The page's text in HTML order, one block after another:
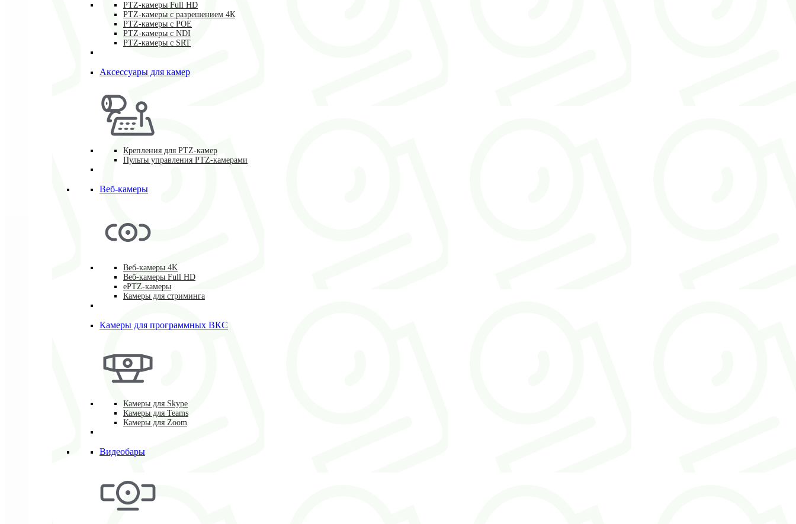
PTZ-камеры Full HD
PTZ-камеры с разрешением 4К
PTZ-камеры с POE
PTZ-камеры c NDI
PTZ-камеры с SRT
Аксессуары для камер
Крепления для PTZ-камер
Пульты управления PTZ-камерами
Веб-камеры
Веб-камеры 4K
Веб-камеры Full HD
ePTZ-камеры
Камеры для стриминга
Камеры для программных ВКС
Камеры для Skype
Камеры для Teams
Камеры для Zoom
Видеобары